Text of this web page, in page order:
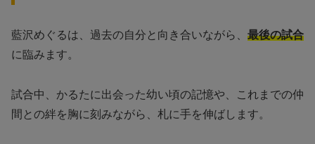
藍沢めぐるは、過去の自分と向き合いながら、 最後の試合
に臨みます。
試合中、かるたに出会った幼い頃の記憶や、これまでの仲
間との絆を胸に刻みながら、札に手を伸ばします。